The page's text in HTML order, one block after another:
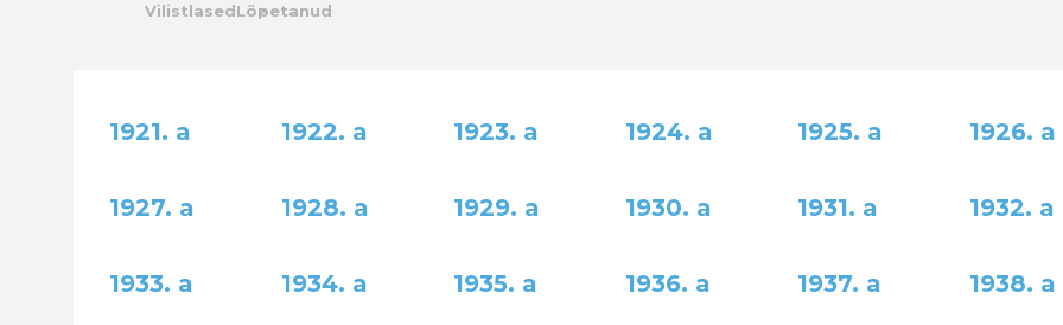
VilistlasedLõpetanud
1921. a 1922. a 1923. a 1924. a 1925. a 1926. a
1927. a 1928. a 1929. a 1930. a 1931. a 1932. a
1933. a 1934. a 1935. a 1936. a 1937. a 1938. a
Järelvalve